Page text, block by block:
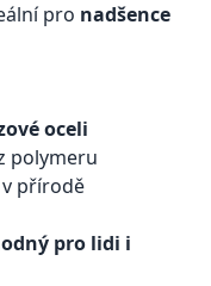
pro nadšence
oceli
polymeru
přírodě
pro lidi i